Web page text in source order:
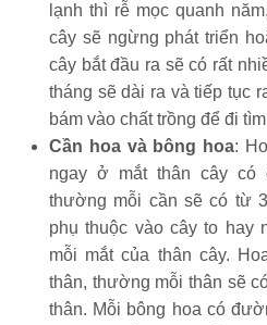
lạnh thì rễ mọc quanh
cây sẽ ngừng phát triển
cây bắt đầu ra sẽ có rất
tháng sẽ dài ra và tiếp tục
bám vào chất trồng để đi
Cần hoa và bông hoa:
ngay ở mắt thân cây có
thường mỗi cần sẽ có từ
phụ thuộc vào cây to hay
mỗi mắt của thân cây.
thân, thường mỗi thân sẽ
thân. Mỗi bông hoa có